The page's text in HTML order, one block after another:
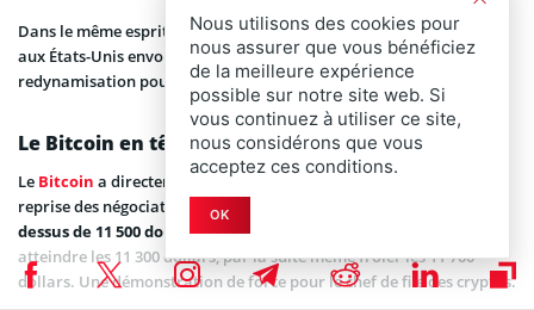
Dans le même esprit de réouverture, lagrâce présidentielle de CZ
aux États-Unis envoie aussi un signal fort d’apaisement et de
redynamisation pour le monde crypto.
Le Bitcoin en tête de cortège
Le Bitcoin a directement surfé sur cette vague d’optimisme. La
reprise des négociations commerciales a propulsé son cours
dessus de 11 500 dollars. Puis, il a continué son ascension pour
atteindre les 11 300 dollars, par la suite même frôler les 11 700
dollars. Une démonstration de force pour le chef de file des cryptos.
Nous utilisons des cookies pour
nous assurer que vous bénéficiez
de la meilleure expérience
possible sur notre site web. Si
vous continuez à utiliser ce site,
nous considérons que vous
acceptez ces conditions.
OK